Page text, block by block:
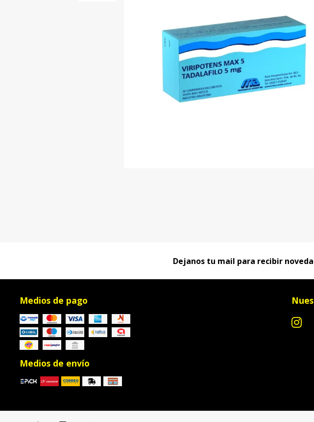
Dejanos tu mail para recibir
Medios de pago
Medios de envío